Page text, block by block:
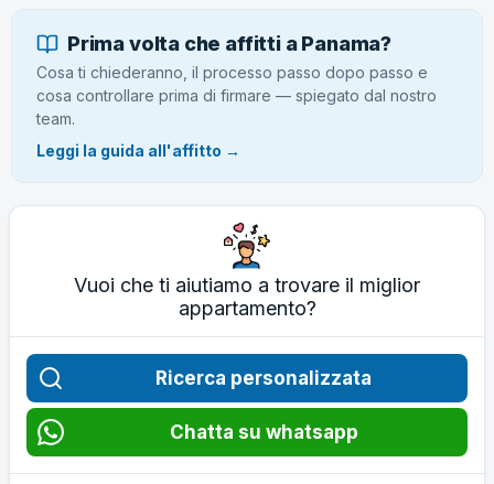
Prima volta che affitti a Panama?
Cosa ti chiederanno, il processo passo dopo passo e
cosa controllare prima di firmare — spiegato dal nostro
team.
Leggi la guida all'affitto →
Vuoi che ti aiutiamo a trovare il miglior
appartamento?
Ricerca personalizzata
Chatta su whatsapp